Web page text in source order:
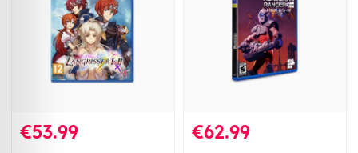
€53.99 €62.99